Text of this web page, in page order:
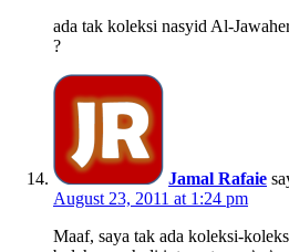
ada tak koleksi nasyid Al-
?
Jamal Rafaie
August 23, 2011 at 1:24 pm
Maaf, saya tak ada koleksi-